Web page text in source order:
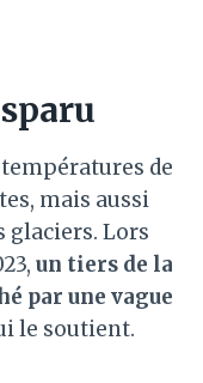
de
mais aussi
glaciers. Lors
un tiers de la
par une vague
le soutient.